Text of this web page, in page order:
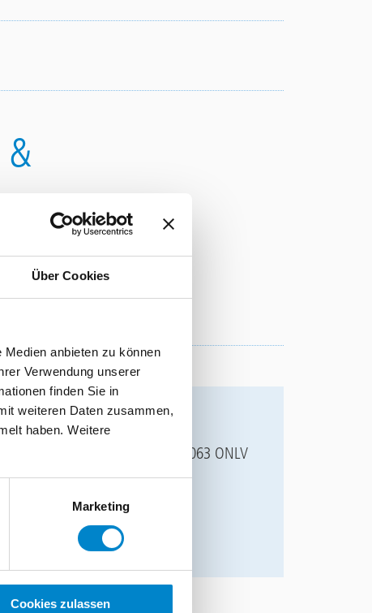
Über Cookies
anbieten zu können
Verwendung unserer
finden Sie in
weiteren Daten zusammen,
haben. Weitere
Marketing
Cookies zulassen
&
in verschiedenen Formaten
Ihnen die Texte als ÖNORM A2063 ONLV
Textdatei zur Verfügung.